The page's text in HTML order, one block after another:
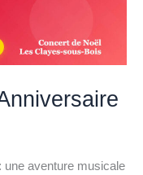
une aventure musicale